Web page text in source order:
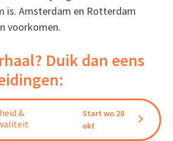
is. Amsterdam en Rotterdam
voorkomen.
Duik dan eens
&
Start wo 28
okt